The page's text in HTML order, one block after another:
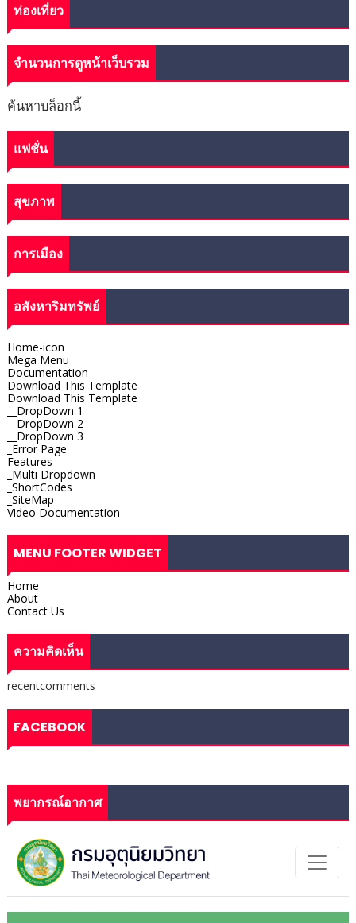
ท่องเที่ยว
จำนวนการดูหน้าเว็บรวม
ค้นหาบล็อกนี้
แฟชั่น
สุขภาพ
การเมือง
อสังหาริมทรัพย์
Home-icon
Mega Menu
Documentation
Download This Template
Download This Template
__DropDown 1
__DropDown 2
__DropDown 3
_Error Page
Features
_Multi Dropdown
_ShortCodes
_SiteMap
Video Documentation
MENU FOOTER WIDGET
Home
About
Contact Us
ความคิดเห็น
recentcomments
FACEBOOK
พยากรณ์อากาศ